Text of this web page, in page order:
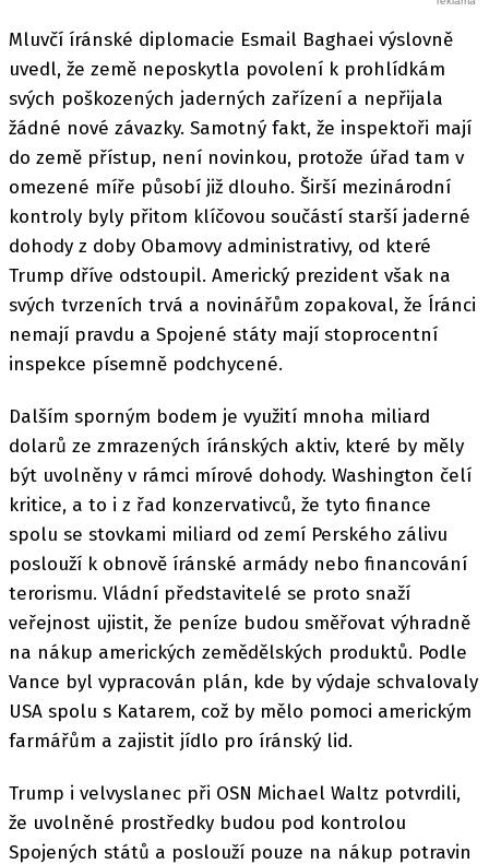
Mluvčí íránské diplomacie Esmail Baghaei výslovně
uvedl, že země neposkytla povolení k prohlídkám
svých poškozených jaderných zařízení a nepřijala
žádné nové závazky. Samotný fakt, že inspektoři mají
do země přístup, není novinkou, protože úřad tam v
omezené míře působí již dlouho. Širší mezinárodní
kontroly byly přitom klíčovou součástí starší jaderné
dohody z doby Obamovy administrativy, od které
Trump dříve odstoupil. Americký prezident však na
svých tvrzeních trvá a novinářům zopakoval, že Íránci
nemají pravdu a Spojené státy mají stoprocentní
inspekce písemně podchycené.
Dalším sporným bodem je využití mnoha miliard
dolarů ze zmrazených íránských aktiv, které by měly
být uvolněny v rámci mírové dohody. Washington čelí
kritice, a to i z řad konzervativců, že tyto finance
spolu se stovkami miliard od zemí Perského zálivu
poslouží k obnově íránské armády nebo financování
terorismu. Vládní představitelé se proto snaží
veřejnost ujistit, že peníze budou směřovat výhradně
na nákup amerických zemědělských produktů. Podle
Vance byl vypracován plán, kde by výdaje schvalovaly
USA spolu s Katarem, což by mělo pomoci americkým
farmářům a zajistit jídlo pro íránský lid.
Trump i velvyslanec při OSN Michael Waltz potvrdili,
že uvolněné prostředky budou pod kontrolou
Spojených států a poslouží pouze na nákup potravin